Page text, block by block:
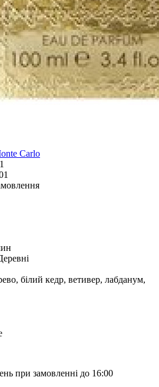
Carlo
білий кедр, ветивер, лабданум,
при замовленні до 16:00